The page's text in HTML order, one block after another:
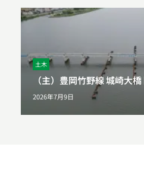
土木
（主）豊岡竹野線 城崎大
2026年7月9日